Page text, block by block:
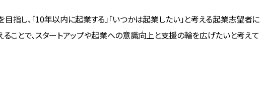
指し、「10年以内に起業する」「いつかは起業したい」と考える起業志望者に
ることで、スタートアップや起業への意識向上と支援の輪を広げたいと考えて